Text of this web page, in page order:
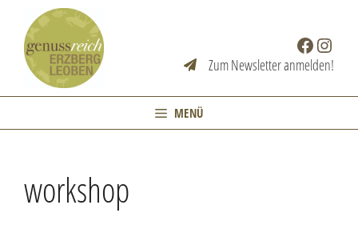
springen
Facebook
Zum Newsletter anmelden!
MENÜ
workshop